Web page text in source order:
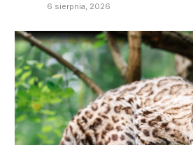
6 sierpnia, 2026